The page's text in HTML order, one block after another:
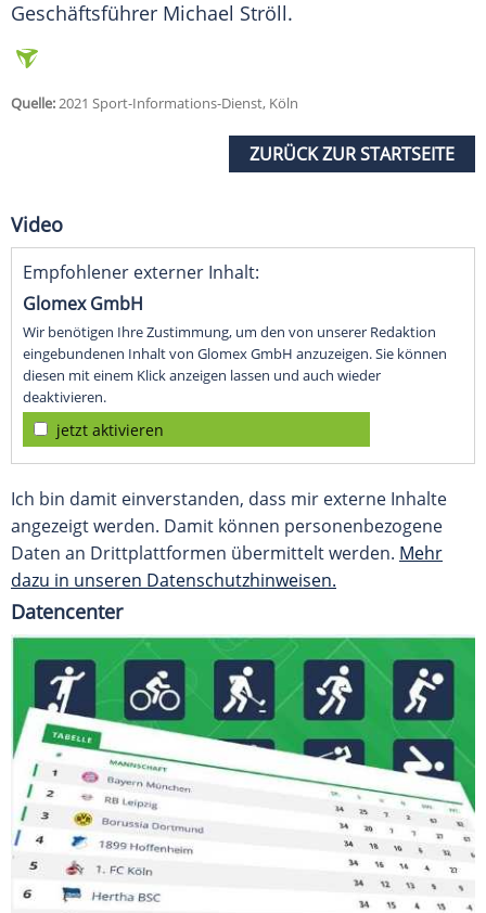
Geschäftsführer Michael Ströll.
Quelle:2021 Sport-Informations-Dienst, Köln
ZURÜCK ZUR STARTSEITE
Video
Empfohlener externer Inhalt:
Glomex GmbH
Wir benötigen Ihre Zustimmung, um den von unserer Redaktion
eingebundenen Inhalt von Glomex GmbH anzuzeigen. Sie können
diesen mit einem Klick anzeigen lassen und auch wieder
deaktivieren.
jetzt aktivieren
Ich bin damit einverstanden, dass mir externe Inhalte
angezeigt werden. Damit können personenbezogene
Daten an Drittplattformen übermittelt werden. Mehr
dazu in unseren Datenschutzhinweisen.
Datencenter